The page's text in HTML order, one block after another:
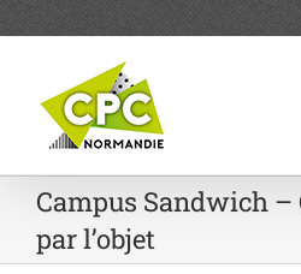
Campus Sandwich
par l’objet